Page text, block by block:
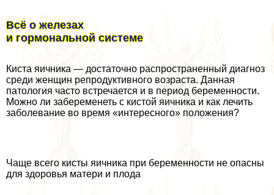
Всё о железах
и гормональной системе
Киста яичника — достаточно распространенный диагноз
среди женщин репродуктивного возраста. Данная
патология часто встречается и в период беременности.
Можно ли забеременеть с кистой яичника и как лечить
заболевание во время «интересного» положения?
Чаще всего кисты яичника при беременности не опасны
для здоровья матери и плода